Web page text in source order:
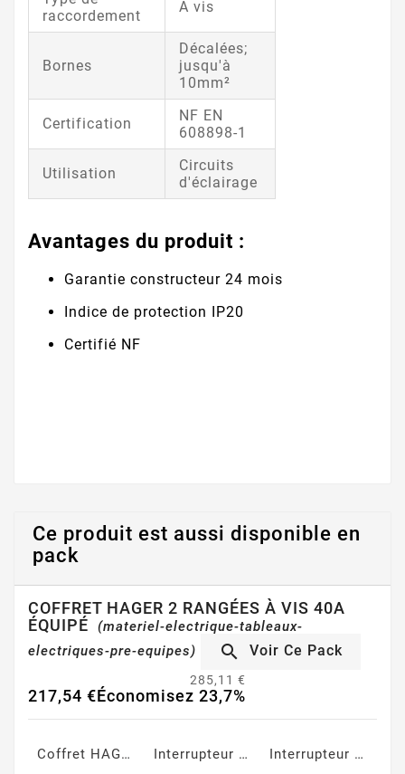
raccordement
A vis
Bornes
Décalées;
jusqu'à
10mm²
Certification
NF EN
608898-1
Utilisation
Circuits
d'éclairage
Avantages du produit :
Garantie constructeur 24 mois
Indice de protection IP20
Certifié NF
Ce produit est aussi disponible en
pack
COFFRET HAGER 2 RANGÉES À VIS 40A
ÉQUIPÉ
(materiel-electrique-tableaux-
electriques-pre-equipes)
 Voir Ce Pack
285,11 €
217,54 €Économisez 23,7%
Interrupteur Différentiel 40A Type AC 30mA à vis Interrupteur Différentiel 40A Type A 30mA à vis x 2
Disjoncteur Phase + Neutre 10A à vis - Courbe C